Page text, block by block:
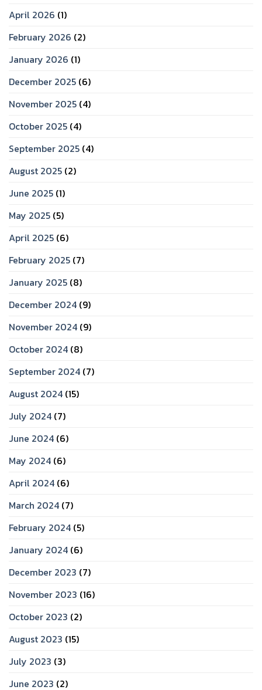
April 2026 (1)
February 2026 (2)
January 2026 (1)
December 2025 (6)
November 2025 (4)
October 2025 (4)
September 2025 (4)
August 2025 (2)
June 2025 (1)
May 2025 (5)
April 2025 (6)
February 2025 (7)
January 2025 (8)
December 2024 (9)
November 2024 (9)
October 2024 (8)
September 2024 (7)
August 2024 (15)
July 2024 (7)
June 2024 (6)
May 2024 (6)
April 2024 (6)
March 2024 (7)
February 2024 (5)
January 2024 (6)
December 2023 (7)
November 2023 (16)
October 2023 (2)
August 2023 (15)
July 2023 (3)
June 2023 (2)